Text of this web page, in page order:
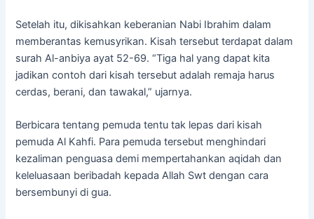
Setelah itu, dikisahkan keberanian Nabi Ibrahim dalam
memberantas kemusyrikan. Kisah tersebut terdapat dalam
surah Al-anbiya ayat 52-69. “Tiga hal yang dapat kita
jadikan contoh dari kisah tersebut adalah remaja harus
cerdas, berani, dan tawakal,” ujarnya.
Berbicara tentang pemuda tentu tak lepas dari kisah
pemuda Al Kahfi. Para pemuda tersebut menghindari
kezaliman penguasa demi mempertahankan aqidah dan
keleluasaan beribadah kepada Allah Swt dengan cara
bersembunyi di gua.